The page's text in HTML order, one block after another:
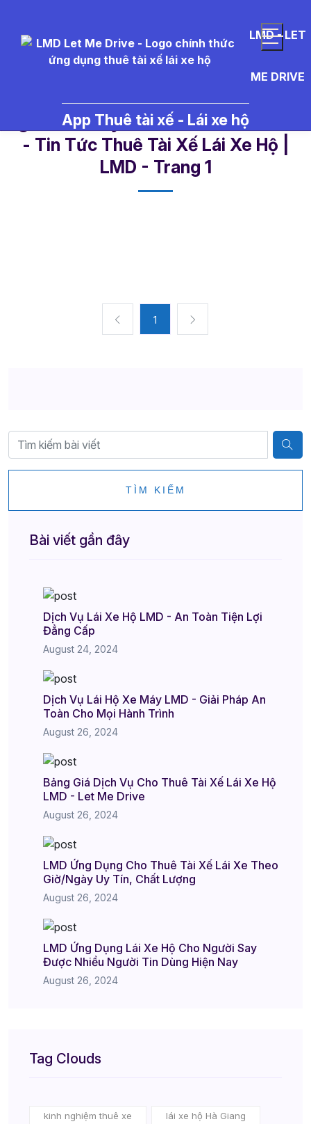
LMD - LET
ME DRIVE
App Thuê tài xế - Lái xe hộ
- Tin Tức Thuê Tài Xế Lái Xe Hộ |
LMD - Trang 1​
1
TÌM KIẾM
Bài viết gần đây
Dịch Vụ Lái Xe Hộ LMD - An Toàn Tiện Lợi
Đẳng Cấp
August 24, 2024
Dịch Vụ Lái Hộ Xe Máy LMD - Giải Pháp An
Toàn Cho Mọi Hành Trình
August 26, 2024
Bảng Giá Dịch Vụ Cho Thuê Tài Xế Lái Xe Hộ
LMD - Let Me Drive
August 26, 2024
LMD Ứng Dụng Cho Thuê Tài Xế Lái Xe Theo
Giờ/Ngày Uy Tín, Chất Lượng
August 26, 2024
LMD Ứng Dụng Lái Xe Hộ Cho Người Say
Được Nhiều Người Tin Dùng Hiện Nay
August 26, 2024
Tag Clouds
kinh nghiệm thuê xe lái xe hộ Hà Giang